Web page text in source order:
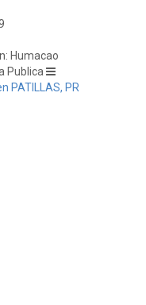
Humacao
Publica
PATILLAS, PR